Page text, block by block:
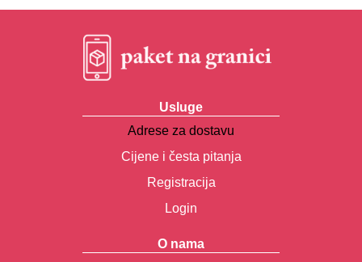
Usluge
Adrese za dostavu
Cijene i česta pitanja
Registracija
Login
O nama